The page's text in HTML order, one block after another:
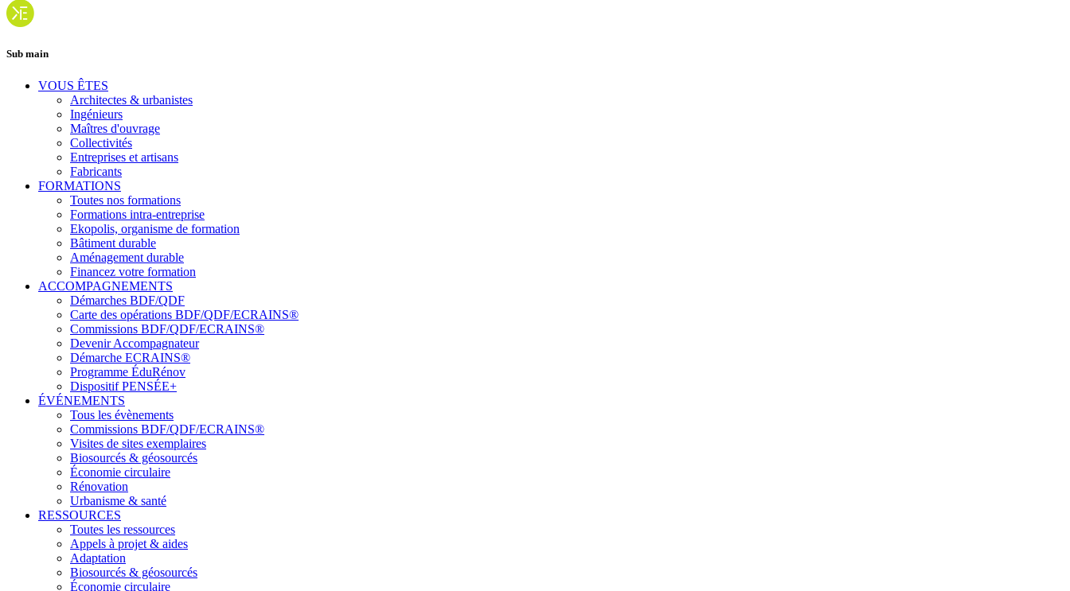
Sub main
VOUS ÊTES
Architectes & urbanistes
Ingénieurs
Maîtres d'ouvrage
Collectivités
Entreprises et artisans
Fabricants
FORMATIONS
Toutes nos formations
Formations intra-entreprise
Ekopolis, organisme de formation
Bâtiment durable
Aménagement durable
Financez votre formation
ACCOMPAGNEMENTS
Démarches BDF/QDF
Carte des opérations BDF/QDF/ECRAINS®
Commissions BDF/QDF/ECRAINS®
Devenir Accompagnateur
Démarche ECRAINS®
Programme ÉduRénov
Dispositif PENSÉE+
ÉVÉNEMENTS
Tous les évènements
Commissions BDF/QDF/ECRAINS®
Visites de sites exemplaires
Biosourcés & géosourcés
Économie circulaire
Rénovation
Urbanisme & santé
RESSOURCES
Toutes les ressources
Appels à projet & aides
Adaptation
Biosourcés & géosourcés
Économie circulaire